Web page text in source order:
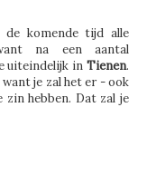
de komende tijd alle
na een aantal
uiteindelijk in Tienen.
je zal het er - ook
hebben. Dat zal je